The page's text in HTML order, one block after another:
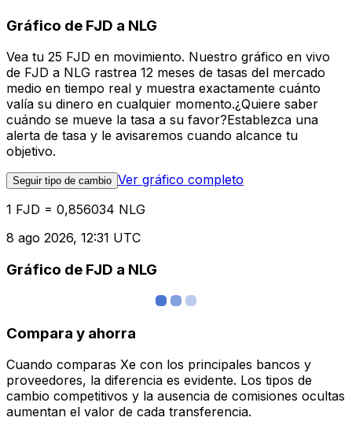
Gráfico de FJD a NLG
Vea tu 25 FJD en movimiento. Nuestro gráfico en vivo
de FJD a NLG rastrea 12 meses de tasas del mercado
medio en tiempo real y muestra exactamente cuánto
valía su dinero en cualquier momento.¿Quiere saber
cuándo se mueve la tasa a su favor?Establezca una
alerta de tasa y le avisaremos cuando alcance tu
objetivo.
Seguir tipo de cambio Ver gráfico completo
1 FJD = 0,856034 NLG
8 ago 2026, 12:31 UTC
Gráfico de FJD a NLG
Compara y ahorra
Cuando comparas Xe con los principales bancos y
proveedores, la diferencia es evidente. Los tipos de
cambio competitivos y la ausencia de comisiones ocultas
aumentan el valor de cada transferencia.